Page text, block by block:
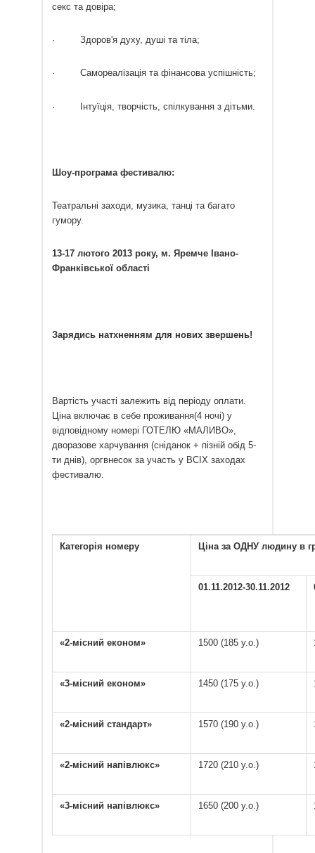
секс та довіра;
· Здоров'я духу, душі та тіла;
· Самореалізація та фінансова успішність;
· Інтуїція, творчість, спілкування з дітьми.
Шоу-програма фестивалю:
Театральні заходи, музика, танці та багато
гумору.
13-17 лютого 2013 року, м. Яремче Івано-
Франківської області
Зарядись натхненням для нових звершень!
Вартість участі залежить від періоду оплати.
Ціна включає в себе проживання(4 ночі) у
відповідному номері ГОТЕЛЮ «МАЛИВО»,
дворазове харчування (сніданок + пізній обід 5-
ти днів), оргвнесок за участь у ВСІХ заходах
фестивалю.
Категорія номеру Ціна за ОДНУ людину в
01.11.2012-30.11.2012
«2-місний економ» 1500 (185 у.о.)
«3-місний економ» 1450 (175 у.о.)
«2-місний стандарт» 1570 (190 у.о.)
«2-місний напівлюкс» 1720 (210 у.о.)
«3-місний напівлюкс» 1650 (200 у.о.)